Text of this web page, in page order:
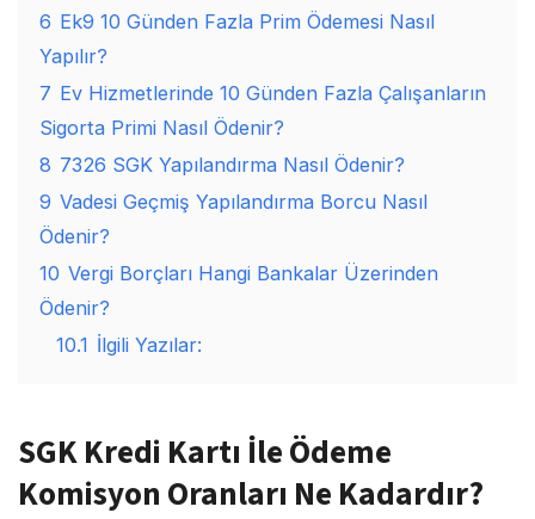
6 Ek9 10 Günden Fazla Prim Ödemesi Nasıl
Yapılır?
7 Ev Hizmetlerinde 10 Günden Fazla Çalışanların
Sigorta Primi Nasıl Ödenir?
8 7326 SGK Yapılandırma Nasıl Ödenir?
9 Vadesi Geçmiş Yapılandırma Borcu Nasıl
Ödenir?
10 Vergi Borçları Hangi Bankalar Üzerinden
Ödenir?
10.1 İlgili Yazılar:
SGK Kredi Kartı İle Ödeme
Komisyon Oranları Ne Kadardır?